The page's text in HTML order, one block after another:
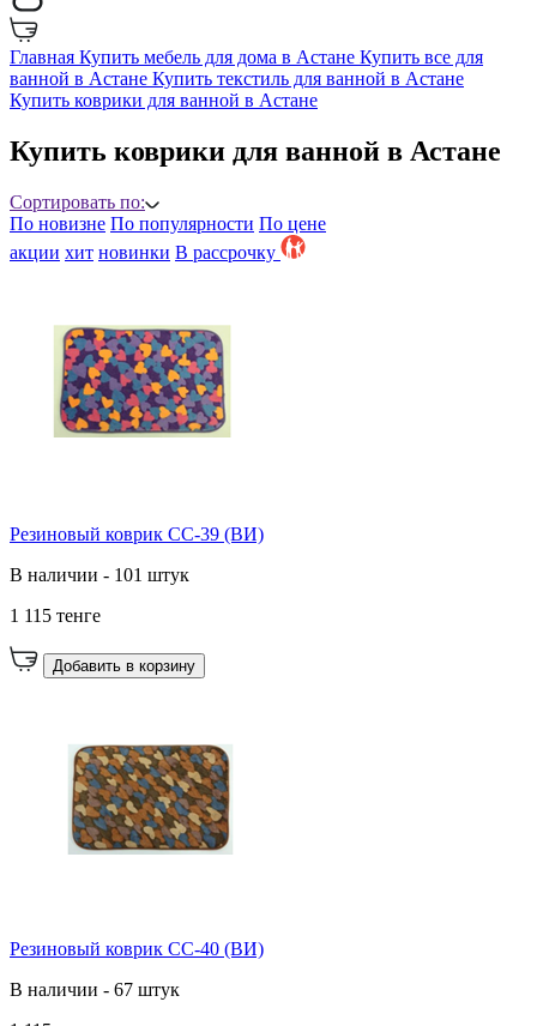
Главная Купить мебель для дома в Астане Купить все для
ванной в Астане Купить текстиль для ванной в Астане
Купить коврики для ванной в Астане
Купить коврики для ванной в Астане
Сортировать по:
По новизне По популярности По цене
акции хит новинки B рассрочку
Резиновый коврик CC-39 (ВИ)
В наличии - 101 штук
1 115 тенге
Добавить в корзину
Резиновый коврик CC-40 (ВИ)
В наличии - 67 штук